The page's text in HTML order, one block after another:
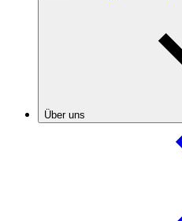
Über uns